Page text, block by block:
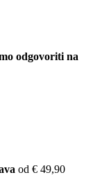
odgovoriti na
od € 49,90